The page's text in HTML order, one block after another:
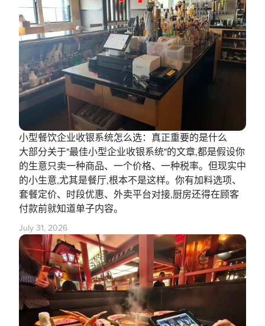
小型餐饮企业收银系统怎么选：真正重要的是什么
大部分关于"最佳小型企业收银系统"的文章,都是假设你
的生意只卖一种商品、一个价格、一种税率。但现实中
的小生意,尤其是餐厅,根本不是这样。你有加料选项、
套餐定价、时段优惠、外卖平台对接,厨房还得在顾客
付款前就知道单子内容。
July 31, 2026